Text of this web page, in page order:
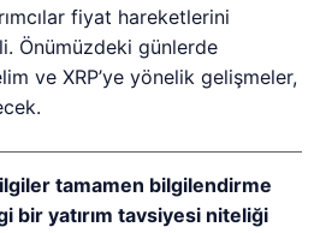
fiyat hareketlerini
Önümüzdeki günlerde
ve XRP’ye yönelik gelişmeler,
tamamen bilgilendirme
bir yatırım tavsiyesi niteliği